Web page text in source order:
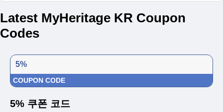
Latest MyHeritage KR Coupon
Codes
5%
COUPON CODE
5% 쿠폰 코드